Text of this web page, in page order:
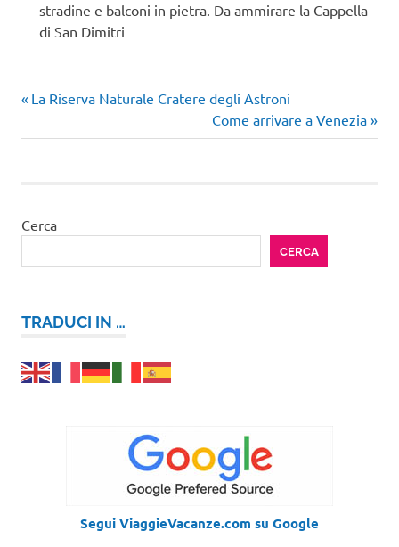
stradine e balconi in pietra. Da ammirare la Cappella
di San Dimitri
Navigazione
articoli
Articolo
La Riserva Naturale Cratere degli Astroni
Articolo
successivo:
Come arrivare a Venezia
Cerca
CERCA
TRADUCI IN …
Segui ViaggieVacanze.com su Google